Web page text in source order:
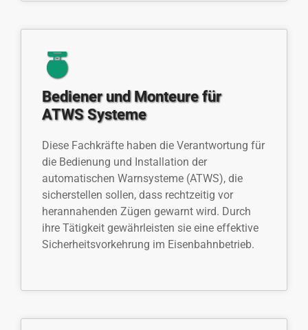
Bediener und Monteure für
ATWS Systeme
Diese Fachkräfte haben die Verantwortung für
die Bedienung und Installation der
automatischen Warnsysteme (ATWS), die
sicherstellen sollen, dass rechtzeitig vor
herannahenden Zügen gewarnt wird. Durch
ihre Tätigkeit gewährleisten sie eine effektive
Sicherheitsvorkehrung im Eisenbahnbetrieb.